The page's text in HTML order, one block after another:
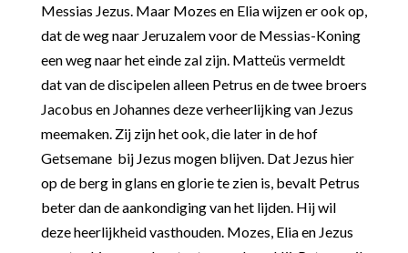
Messias Jezus. Maar Mozes en Elia wijzen er ook op,
dat de weg naar Jeruzalem voor de Messias-Koning
een weg naar het einde zal zijn. Matteüs vermeldt
dat van de discipelen alleen Petrus en de twee broers
Jacobus en Johannes deze verheerlijking van Jezus
meemaken. Zij zijn het ook, die later in de hof
Getsemane bij Jezus mogen blijven. Dat Jezus hier
op de berg in glans en glorie te zien is, bevalt Petrus
beter dan de aankondiging van het lijden. Hij wil
deze heerlijkheid vasthouden. Mozes, Elia en Jezus